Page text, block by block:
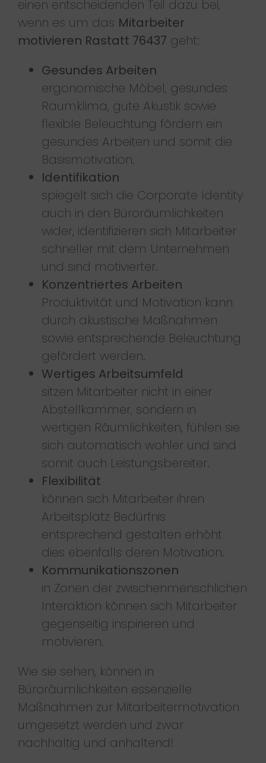
einen entscheidenden Teil dazu bei,
wenn es um das Mitarbeiter
motivieren Rastatt 76437 geht:
Gesundes Arbeiten
ergonomische Möbel, gesundes
Raumklima, gute Akustik sowie
flexible Beleuchtung fördern ein
gesundes Arbeiten und somit die
Basismotivation.
Identifikation
spiegelt sich die Corporate Identity
auch in den Büroräumlichkeiten
wider, identifizieren sich Mitarbeiter
schneller mit dem Unternehmen
und sind motivierter.
Konzentriertes Arbeiten
Produktivität und Motivation kann
durch akustische Maßnahmen
sowie entsprechende Beleuchtung
gefördert werden.
Wertiges Arbeitsumfeld
sitzen Mitarbeiter nicht in einer
Abstellkammer, sondern in
wertigen Räumlichkeiten, fühlen sie
sich automatisch wohler und sind
somit auch Leistungsbereiter.
Flexibilität
können sich Mitarbeiter ihren
Arbeitsplatz Bedürfnis
entsprechend gestalten erhöht
dies ebenfalls deren Motivation.
Kommunikationszonen
in Zonen der zwischenmenschlichen
Interaktion können sich Mitarbeiter
gegenseitig inspirieren und
motivieren.
Wie sie sehen, können in
Büroräumlichkeiten essenzielle
Maßnahmen zur Mitarbeitermotivation
umgesetzt werden und zwar
nachhaltig und anhaltend!